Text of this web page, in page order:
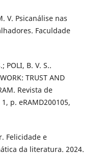
V. Psicanálise nas
Faculdade
POLI, B. V. S..
TRUST AND
Revista de
p. eRAMD200105,
Felicidade e
da literatura. 2024.